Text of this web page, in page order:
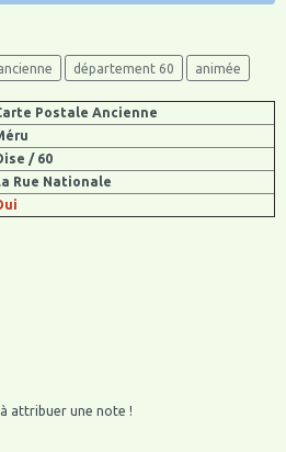
département 60 animée
Postale Ancienne
/ 60
Rue Nationale
attribuer une note !